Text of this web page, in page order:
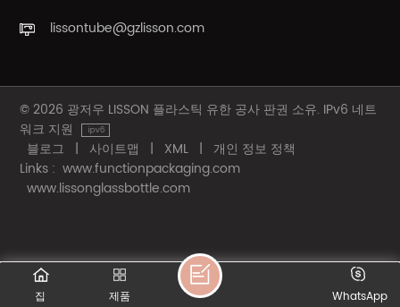
lissontube@gzlisson.com
© 2026 광저우 LISSON 플라스틱 유한 공사 판권 소유. IPv6 네트
워크 지원
블로그
| 사이트맵 | XML |
개인 정보 정책
Links : www.functionpackaging.com
www.lissonglassbottle.com
집 제품 WhatsApp